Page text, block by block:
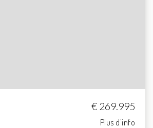
€ 269.995
Plus d'info